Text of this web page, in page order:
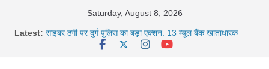
Saturday, August 8, 2026
Latest: साइबर ठगी पर दुर्ग पुलिस का बड़ा एक्शन: 13 म्यूल बैंक खाताधारक